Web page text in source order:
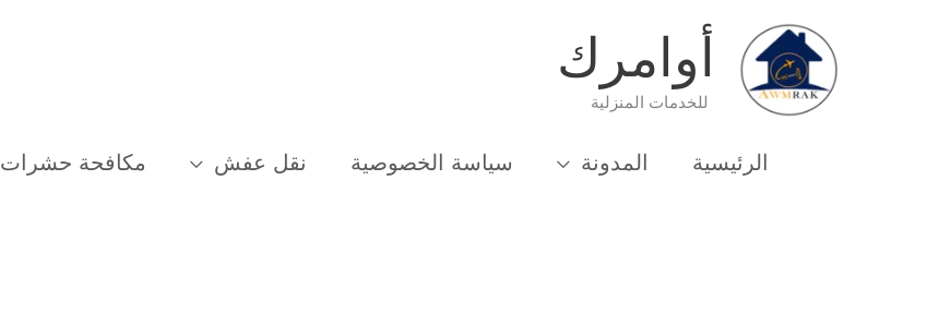
أوامرك
للخدمات المنزلية
الرئيسية المدونة سياسة الخصوصية نقل عفش مكافحة حشرات